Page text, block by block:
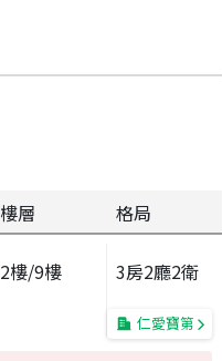
樓層 格局
2樓/9樓 3房2廳2衛
仁愛寶第